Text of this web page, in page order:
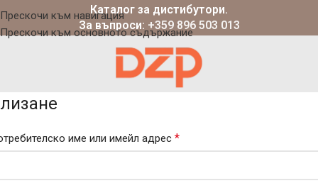
Прескочи към навигация
Прескочи към основното съдържание
Каталог за дистибутори.
За въпроси: +359 896 503 013
име или имейл адрес *